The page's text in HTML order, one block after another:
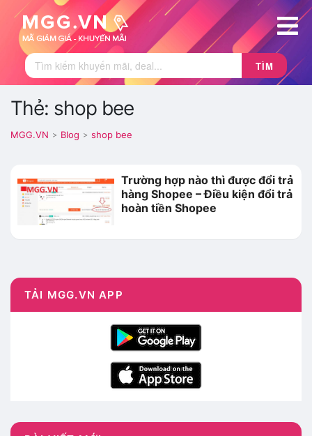
TÌM
Thẻ: shop bee
MGG.VN > Blog > shop bee
Trường hợp nào thì được đổi trả
hàng Shopee – Điều kiện đổi trả
hoàn tiền Shopee
TẢI MGG.VN APP